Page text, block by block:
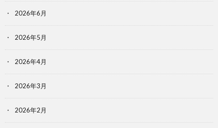
2026年6月
2026年5月
2026年4月
2026年3月
2026年2月